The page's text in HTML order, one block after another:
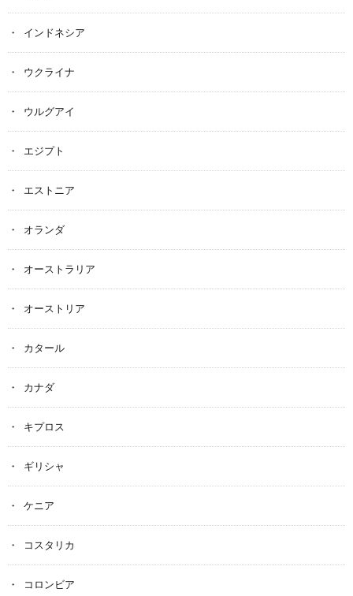
インドネシア
ウクライナ
ウルグアイ
エジプト
エストニア
オランダ
オーストラリア
オーストリア
カタール
カナダ
キプロス
ギリシャ
ケニア
コスタリカ
コロンビア